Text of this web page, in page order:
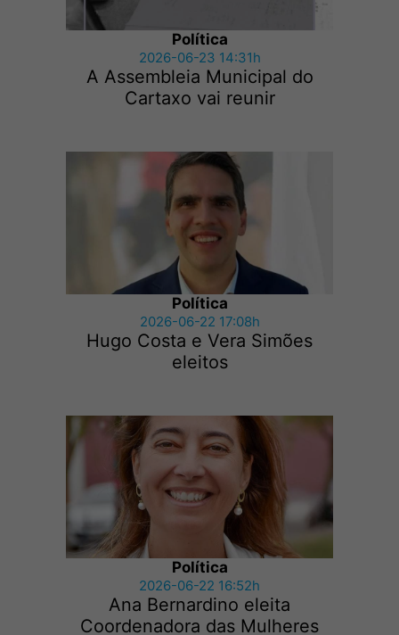
Política
2026-06-23 14:31h
A Assembleia Municipal do
Cartaxo vai reunir
Política
2026-06-22 17:08h
Hugo Costa e Vera Simões
eleitos
Política
2026-06-22 16:52h
Ana Bernardino eleita
Coordenadora das Mulheres